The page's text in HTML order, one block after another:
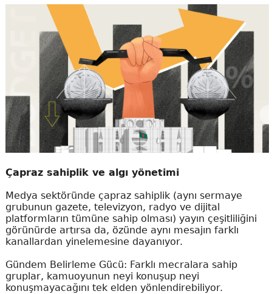
Çapraz sahiplik ve algı yönetimi
Medya sektöründe çapraz sahiplik (aynı sermaye
grubunun gazete, televizyon, radyo ve dijital
platformların tümüne sahip olması) yayın çeşitliliğini
görünürde artırsa da, özünde aynı mesajın farklı
kanallardan yinelemesine dayanıyor.
Gündem Belirleme Gücü: Farklı mecralara sahip
gruplar, kamuoyunun neyi konuşup neyi
konuşmayacağını tek elden yönlendirebiliyor.